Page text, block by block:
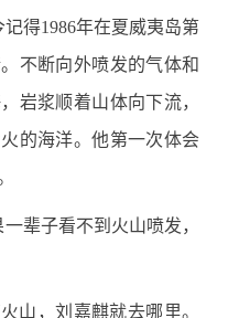
得1986年在夏威夷岛第
不断向外喷发的气体和
岩浆顺着山体向下流，
的海洋。他第一次体会
辈子看不到火山喷发，
山，刘嘉麒就去哪里。